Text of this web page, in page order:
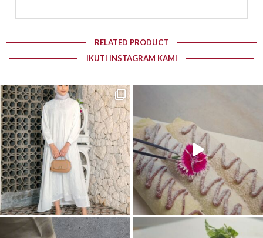
RELATED PRODUCT
IKUTI INSTAGRAM KAMI